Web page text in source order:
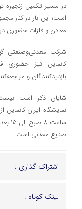
در مسیر تکمیل زنجیره
است؛ این بار در کنار
معادن‌ و فلزات حضوری
شرکت معدنی‌وصنعتی
کانماین نیز حضوری
بازدیدکنندگان و
شایان ذکر است
صنایع‌ معدنی است.
اشتراک گذاری :
لینک کوتاه :